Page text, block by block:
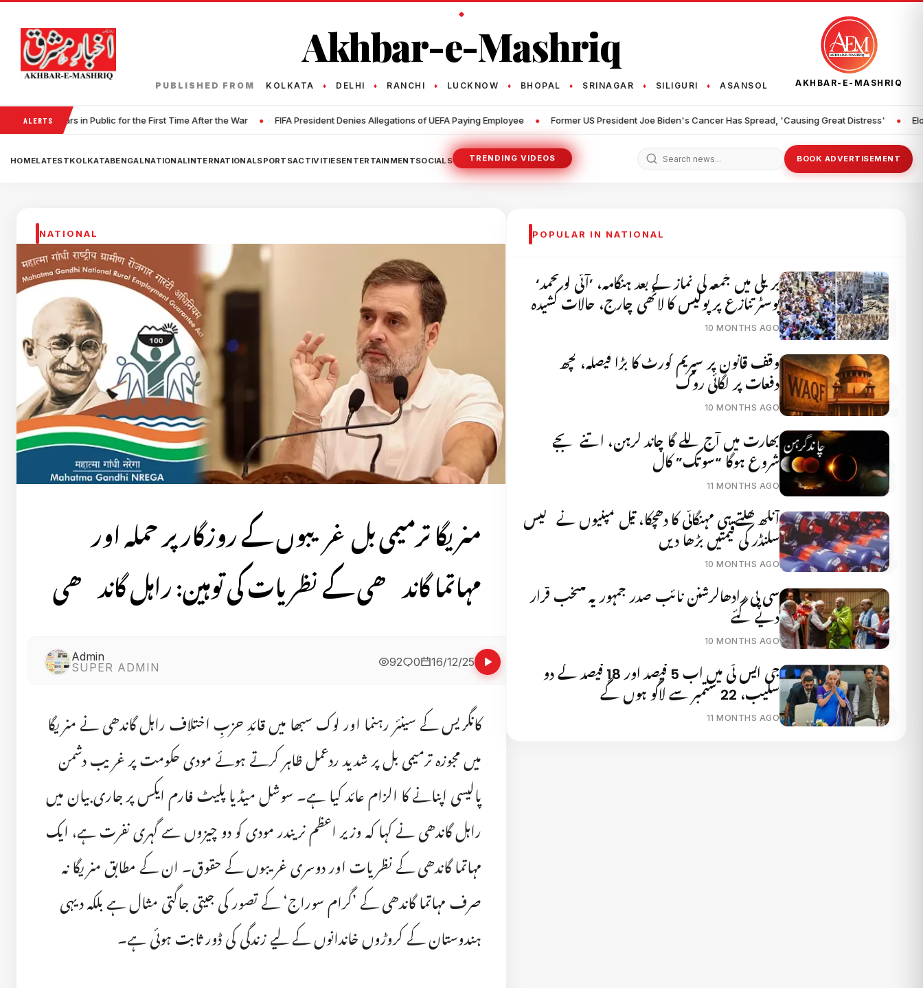
Akhbar-e-Mashriq
PUBLISHED FROM KOLKATA ♦ DELHI ♦ RANCHI ♦ LUCKNOW ♦ BHOPAL ♦ SRINAGAR ♦ SILIGURI ♦ ASANSOL AKHBAR-E-MASHRIQ
ALERTS
for the First Time After the War • FIFA President Denies Allegations of UEFA Paying Employee • Former US President Joe Biden's Cancer Has Spread, 'Causing Great Distress' • Elon Musk's SpaceX to
HOMELATESTKOLKATABENGALNATIONALINTERNATIONALSPORTSACTIVITIESENTERTAINMENTSOCIALS TRENDING VIDEOS BOOK ADVERTISEMENT
NATIONAL
منریگا ترمیمی بل غریبوں کے روزگار پر حملہ اور
مہاتما گاندھی کے نظریات کی توہین: راہل گاندھی
Admin
SUPER ADMIN
92 0 16/12/25
کانگریس کے سینئر رہنما اور لوک سبھا میں قائدِ حزبِ اختلاف راہل گاندھی نے منریگا
میں مجوزہ ترمیمی بل پر شدید ردعمل ظاہر کرتے ہوئے مودی حکومت پر غریب دشمن
پالیسی اپنانے کا الزام عائد کیا ہے۔ سوشل میڈیا پلیٹ فارم ایکس پر جاری بیان میں
راہل گاندھی نے کہا کہ وزیر اعظم نریندر مودی کو دو چیزوں سے گہری نفرت ہے، ایک
مہاتما گاندھی کے نظریات اور دوسری غریبوں کے حقوق۔ ان کے مطابق منریگا نہ
صرف مہاتما گاندھی کے ’گرام سوراج‘ کے تصور کی جیتی جاگتی مثال ہے بلکہ دیہی
ہندوستان کے کروڑوں خاندانوں کے لیے زندگی کی ڈور ثابت ہوئی ہے۔
POPULAR IN NATIONAL
بریلی میں جُمعہ کی نماز کے بعد ہنگامہ، ’آئی لو محمد‘
پوسٹر تنازع پر پولیس کا لاٹھی چارج، حالات کشیدہ
10 MONTHS AGO
وقف قانون پر سپریم کورٹ کا بڑا فیصلہ، کچھ
دفعات پر لگائی روک
10 MONTHS AGO
بھارت میں آج لگے گا چاند گرہن، اتنے بجے
شروع ہوگا “سوتک” کال
11 MONTHS AGO
آنکھ کھلتے ہی مہنگائی کا دھچکا، تیل کمپنیوں نے گیس
سلنڈر کی قیمتیں بڑھا دیں
10 MONTHS AGO
سی پی رادھاکرشنن نائب صدر جمہوریہ منتخب قرار
دیے گئے
10 MONTHS AGO
جی ایس ٹی میں اب 5 فیصد اور 18 فیصد کے دو
سلیب، 22 ستمبر سے لاگو ہوں گے
11 MONTHS AGO